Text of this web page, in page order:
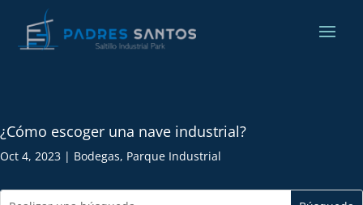
¿Cómo escoger una nave industrial?
Oct 4, 2023 | Bodegas, Parque Industrial